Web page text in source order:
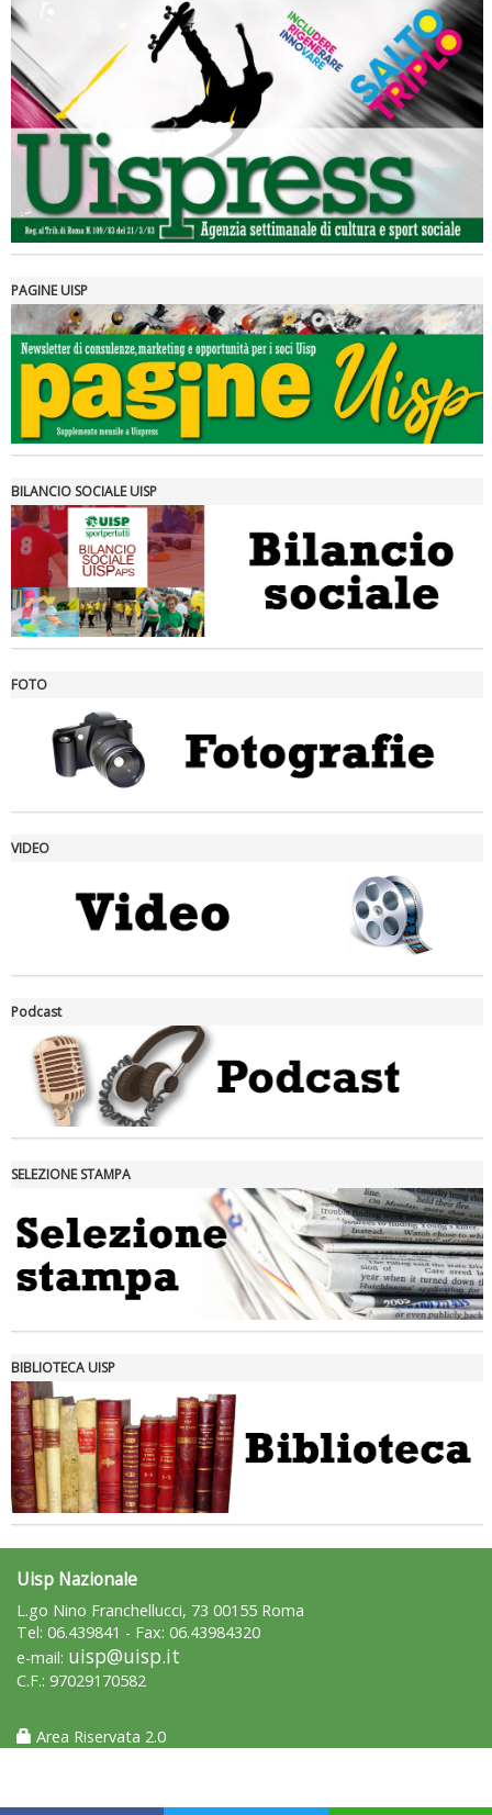
Luglio 2026: "Pensando con i piedi, si possono fare le
rivoluzioni"
Tiziano Pesce a Radio InBlu2000 traccia il bilancio della stagione
Ddl Lobby, Uisp: “Il Parlamento valorizzi le nostre specificità"
Tiziano Pesce nel Cda di Fondazione Terzjus: prima riunione a
PAGINE UISP
BILANCIO SOCIALE UISP
FOTO
VIDEO
Podcast
SELEZIONE STAMPA
BIBLIOTECA UISP
Uisp Nazionale
L.go Nino Franchellucci, 73 00155 Roma
Tel: 06.439841 - Fax: 06.43984320
e-mail: uisp@uisp.it
C.F.: 97029170582
Area Riservata 2.0